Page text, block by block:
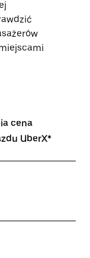
cena
UberX*